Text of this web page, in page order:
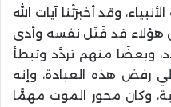
وقد أخبرَتْنا آيات الله
هؤلاء قد قَتَل نفسَه وأدى
وبعضًا منهم تردَّد وتبطأ
رفض هذه العبادة، وإنه
وكان محور الموت مهمًّا